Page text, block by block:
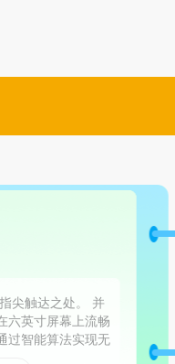
尖触达之处。 并
六英寸屏幕上流畅
过智能算法实现无